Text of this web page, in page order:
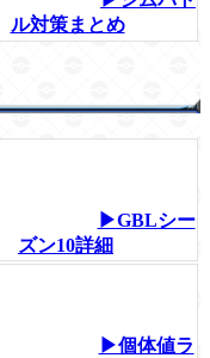
ル対策まとめ
▶GBLシー
ズン10詳細
▶個体値ラ